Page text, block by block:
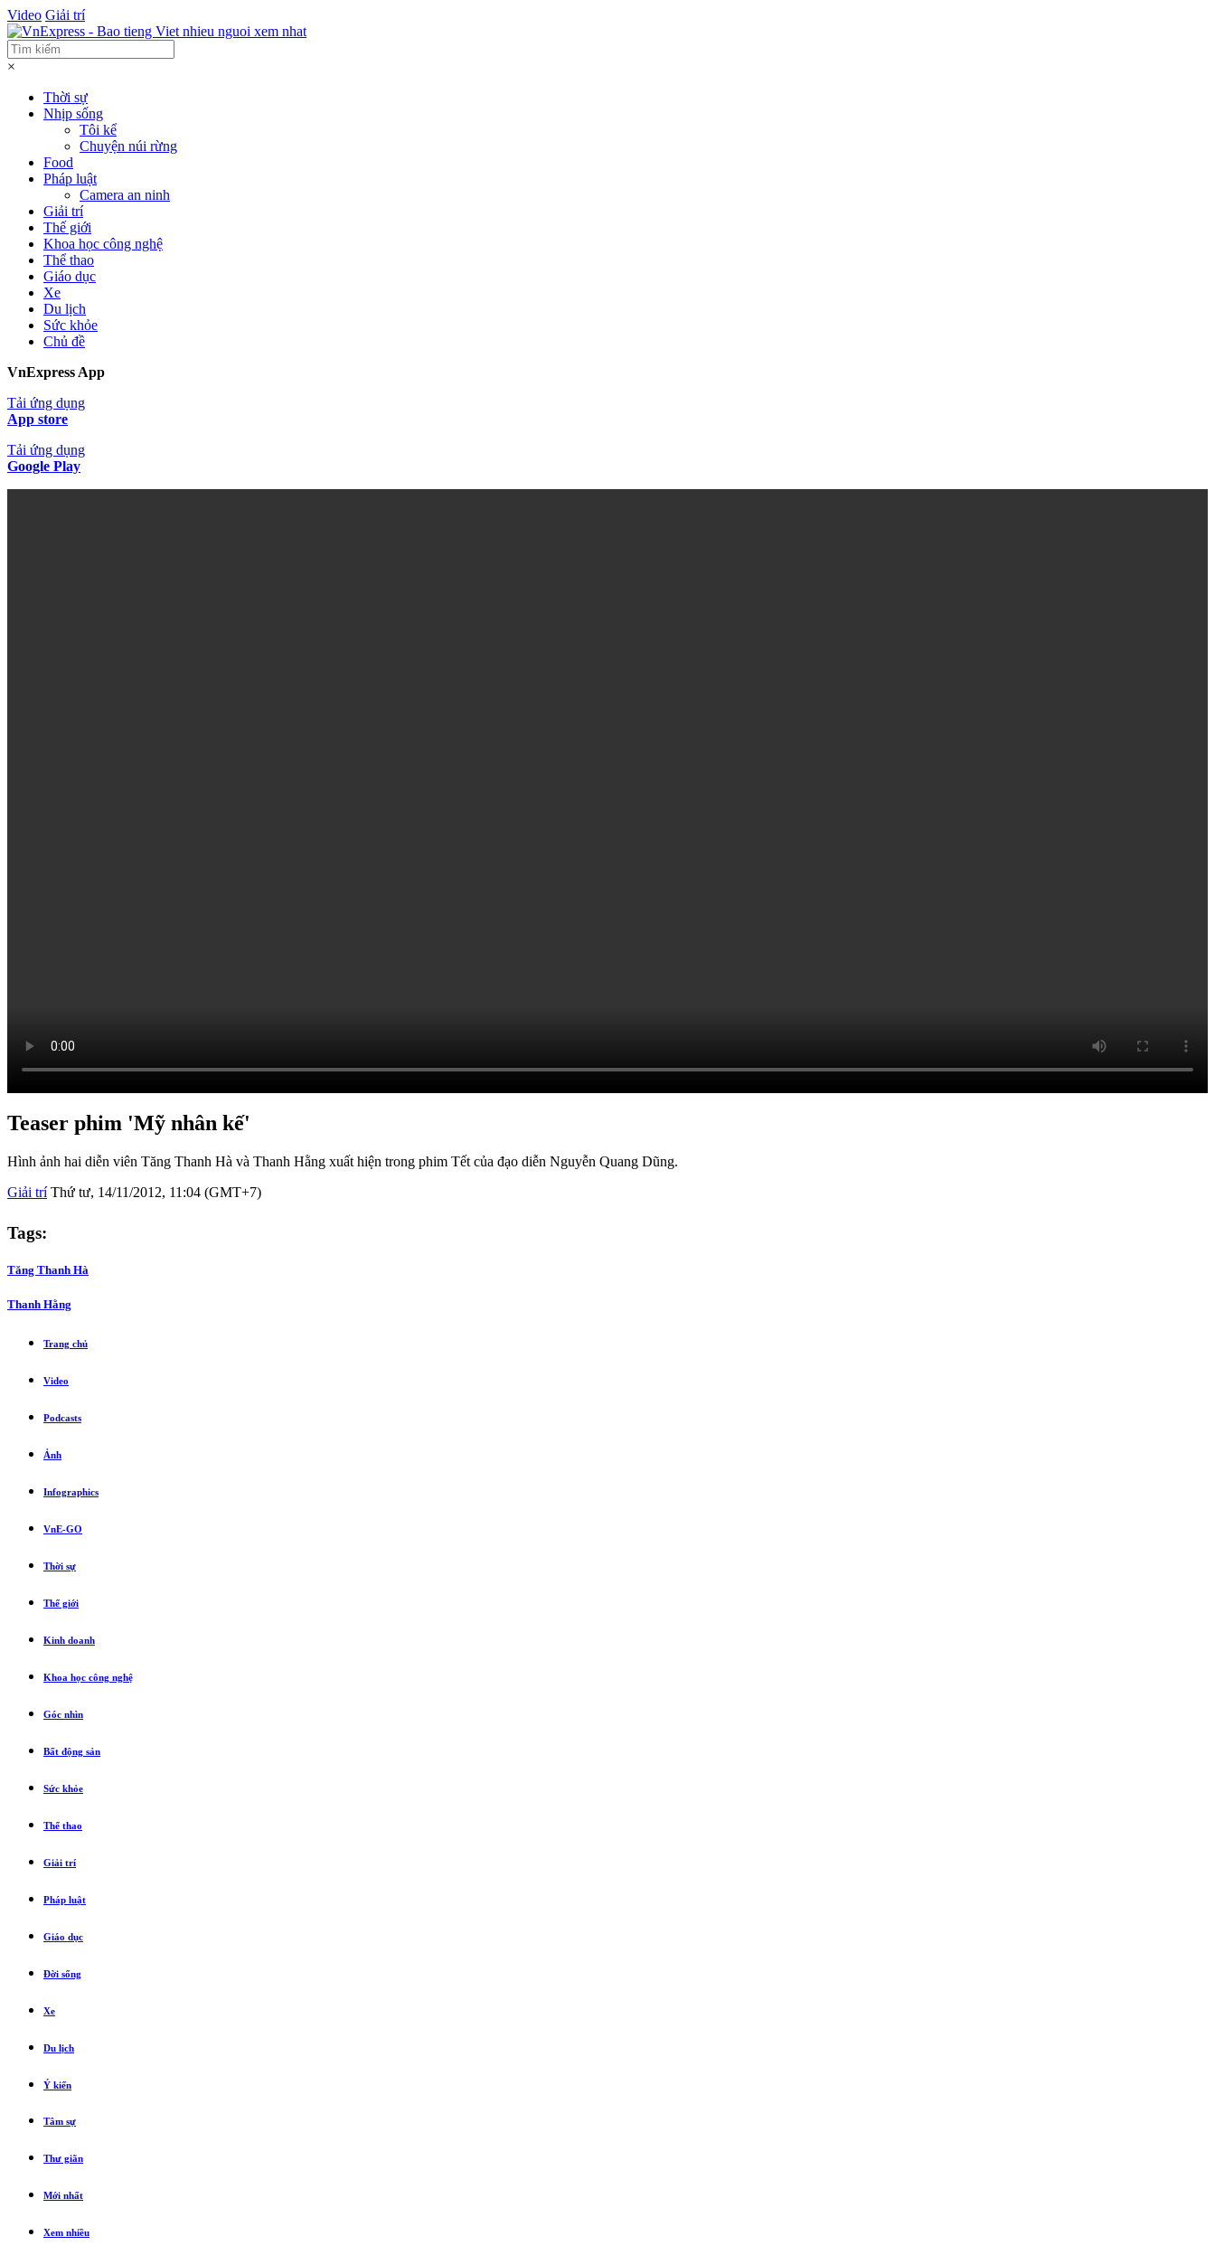
Video Giải trí
×
Thời sự
Nhịp sống
Tôi kể
Chuyện núi rừng
Food
Pháp luật
Camera an ninh
Giải trí
Thế giới
Khoa học công nghệ
Thể thao
Giáo dục
Xe
Du lịch
Sức khỏe
Chủ đề
VnExpress App
Tải ứng dụng
App store
Tải ứng dụng
Google Play
Teaser phim 'Mỹ nhân kế'
Hình ảnh hai diễn viên Tăng Thanh Hà và Thanh Hằng xuất hiện trong phim Tết của đạo diễn Nguyễn Quang Dũng.
Giải trí Thứ tư, 14/11/2012, 11:04 (GMT+7)
Tags:
Tăng Thanh Hà
Thanh Hằng
Trang chủ
Video
Podcasts
Ảnh
Infographics
VnE-GO
Thời sự
Thế giới
Kinh doanh
Khoa học công nghệ
Góc nhìn
Bất động sản
Sức khỏe
Thể thao
Giải trí
Pháp luật
Giáo dục
Đời sống
Xe
Du lịch
Ý kiến
Tâm sự
Thư giãn
Mới nhất
Xem nhiều